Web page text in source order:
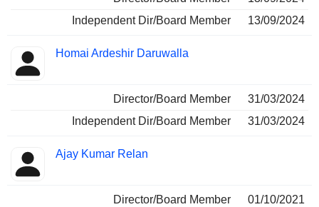
Independent Dir/Board Member
13/09/2024
Homai Ardeshir Daruwalla
Director/Board Member
31/03/2024
Independent Dir/Board Member
31/03/2024
Ajay Kumar Relan
Director/Board Member
01/10/2021